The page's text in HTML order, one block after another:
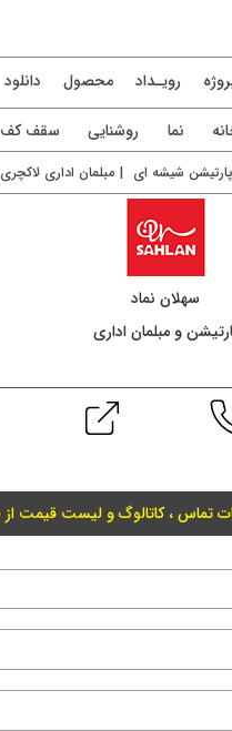
رويـداد محصول دانلود
نما روشنایی سقف کف
پارتیشن شیشه ای | مبلمان اداری لاکچری
سهلان نماد
و مبلمان اداری
تماس ، کاتالوگ و لیست قیمت از